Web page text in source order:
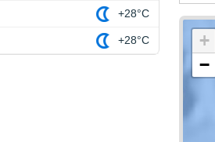
+
−
+28°C
+28°C